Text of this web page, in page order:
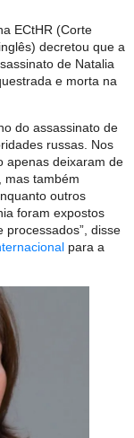
ECtHR (Corte
decretou que a
de Natalia
e morta na
do assassinato de
russas. Nos
apenas deixaram de
mas também
outros
foram expostos
processados”, disse
para a